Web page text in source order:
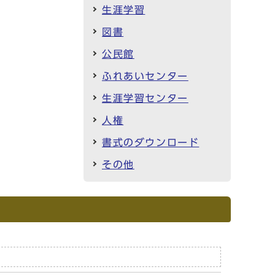
生涯学習
図書
公民館
ふれあいセンター
生涯学習センター
人権
書式のダウンロード
その他